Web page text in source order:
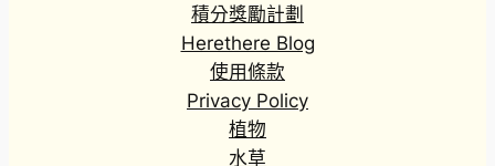
積分獎勵計劃
Herethere Blog
使用條款
Privacy Policy
植物
水草